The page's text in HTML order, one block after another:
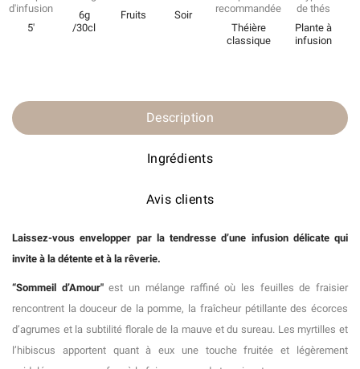
d'infusion
5'
6g
/30cl
Fruits
Soir
recommandée
Théière
classique
de thés
Plante à
infusion
Description
Ingrédients
Avis clients
Laissez-vous envelopper par la tendresse d’une infusion délicate qui
invite à la détente et à la rêverie.
“Sommeil d’Amour"est un mélange raffiné où les feuilles de fraisier
rencontrent la douceur de la pomme, la fraîcheur pétillante des écorces
d’agrumes et la subtilité florale de la mauve et du sureau. Les myrtilles et
l’hibiscus apportent quant à eux une touche fruitée et légèrement